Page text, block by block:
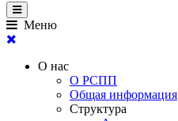
Меню
О нас
О РСПП
Общая информация
Структура